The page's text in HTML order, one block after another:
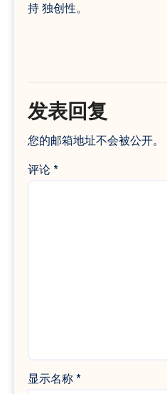
持 独创性。
发表回复
您的邮箱地址不会被公开。
评论 *
显示名称 *